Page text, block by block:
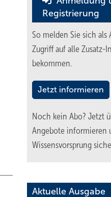
Registrierung
So melden Sie sich als
Zugriff auf alle Zusatz-
bekommen.
Jetzt informieren
Noch kein Abo? Jetzt
Angebote informieren
Wissensvorsprung
Aktuelle Ausgabe